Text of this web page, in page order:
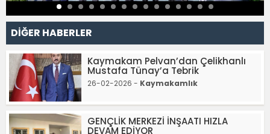
DİĞER HABERLER
Kaymakam Pelvan’dan Çelikhanlı
Mustafa Tünay’a Tebrik
26-02-2026 - Kaymakamlık
GENÇLİK MERKEZİ İNŞAATI HIZLA
DEVAM EDİYOR